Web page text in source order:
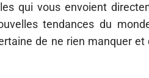
qui vous envoient
tendances du
de ne rien manquer et